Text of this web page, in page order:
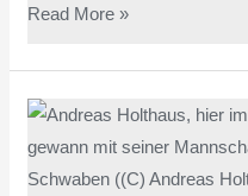
Read More »
Angerer
Ringer
unterliegen